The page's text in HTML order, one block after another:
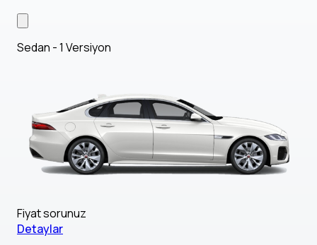
Sedan - 1 Versiyon
Fiyat sorunuz
Detaylar